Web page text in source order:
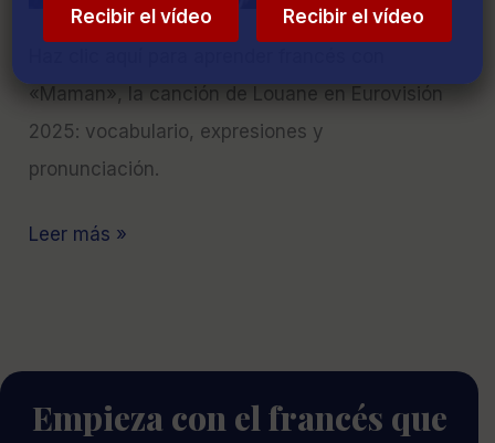
«Maman», la canción de Louane en Eurovisión
2025: vocabulario, expresiones y
pronunciación.
Leer más »
Empieza con el francés que